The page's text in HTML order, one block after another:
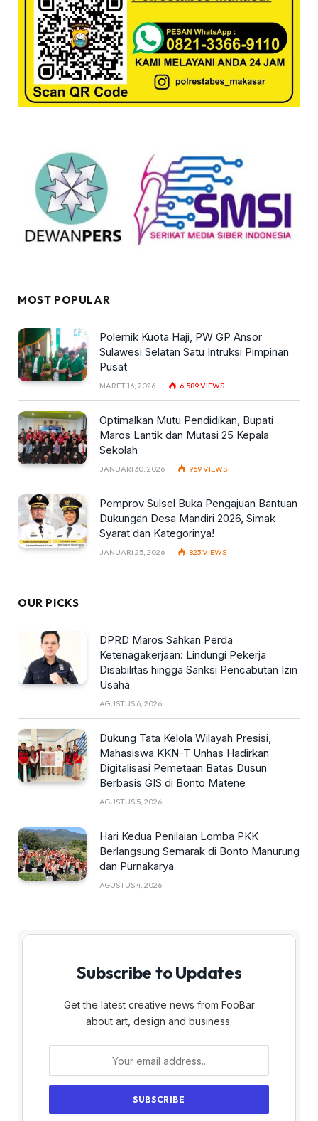
MOST POPULAR
Polemik Kuota Haji, PW GP Ansor
Sulawesi Selatan Satu Intruksi Pimpinan
Pusat
MARET 16, 2026 6,589VIEWS
Optimalkan Mutu Pendidikan, Bupati
Maros Lantik dan Mutasi 25 Kepala
Sekolah
JANUARI 30, 2026 969VIEWS
Pemprov Sulsel Buka Pengajuan Bantuan
Dukungan Desa Mandiri 2026, Simak
Syarat dan Kategorinya!
JANUARI 25, 2026 823VIEWS
OUR PICKS
DPRD Maros Sahkan Perda
Ketenagakerjaan: Lindungi Pekerja
Disabilitas hingga Sanksi Pencabutan Izin
Usaha
AGUSTUS 6, 2026
Dukung Tata Kelola Wilayah Presisi,
Mahasiswa KKN-T Unhas Hadirkan
Digitalisasi Pemetaan Batas Dusun
Berbasis GIS di Bonto Matene
AGUSTUS 5, 2026
Hari Kedua Penilaian Lomba PKK
Berlangsung Semarak di Bonto Manurung
dan Purnakarya
AGUSTUS 4, 2026
Subscribe to Updates
Get the latest creative news from FooBar
about art, design and business.